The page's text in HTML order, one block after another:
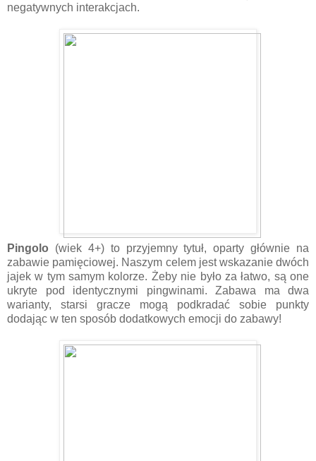
negatywnych interakcjach.
Pingolo (wiek 4+) to przyjemny tytuł, oparty głównie na
zabawie pamięciowej. Naszym celem jest wskazanie dwóch
jajek w tym samym kolorze. Żeby nie było za łatwo, są one
ukryte pod identycznymi pingwinami. Zabawa ma dwa
warianty, starsi gracze mogą podkradać sobie punkty
dodając w ten sposób dodatkowych emocji do zabawy!